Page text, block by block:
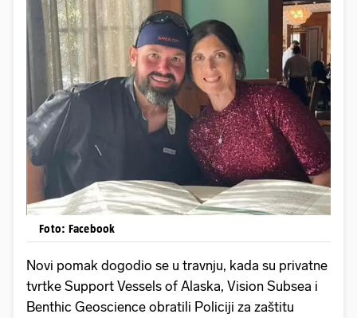
Foto: Facebook
Novi pomak dogodio se u travnju, kada su privatne
tvrtke Support Vessels of Alaska, Vision Subsea i
Benthic Geoscience obratili Policiji za zaštitu